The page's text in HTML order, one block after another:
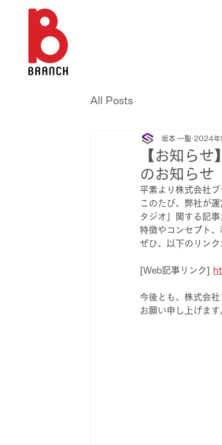
All Posts
【お知ら
のお知らせ
坂本 一聖 2024年
平素より株式会社
このたび、弊社が
タジオ」関する記
特徴やコンセプト
ぜひ、以下のリン
[Web記事リンク]
今後とも、株式会
お願い申し上げます